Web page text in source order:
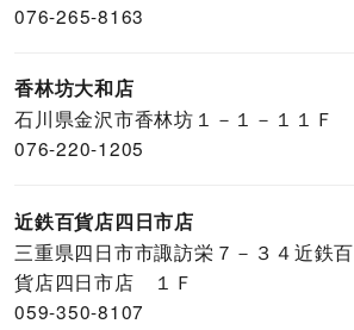
076-265-8163
香林坊大和店
石川県金沢市香林坊１－１－１１Ｆ
076-220-1205
近鉄百貨店四日市店
三重県四日市市諏訪栄７－３４近鉄百
貨店四日市店 １Ｆ
059-350-8107